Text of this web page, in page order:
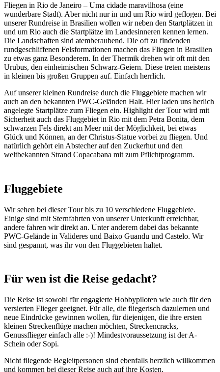
Fliegen in Rio de Janeiro – Uma cidade maravilhosa (eine
wunderbare Stadt). Aber nicht nur in und um Rio wird geflogen. Bei
unserer Rundreise in Brasilien wollen wir neben den Startplätzen in
und um Rio auch die Startplätze im Landesinneren kennen lernen.
Die Landschaften sind atemberaubend. Die oft zu findenden
rundgeschliffenen Felsformationen machen das Fliegen in Brasilien
zu etwas ganz Besonderem. In der Thermik drehen wir oft mit den
Urubus, den einheimischen Schwarz-Geiern. Diese treten meistens
in kleinen bis großen Gruppen auf. Einfach herrlich.
Auf unserer kleinen Rundreise durch die Fluggebiete machen wir
auch an den bekannten PWC-Geländen Halt. Hier laden uns herlich
angelegte Startplätze zum Fliegen ein. Highlight der Tour wird mit
Sicherheit auch das Fluggebiet in Rio mit dem Petra Bonita, dem
schwarzen Fels direkt am Meer mit der Möglichkeit, bei etwas
Glück und Können, an der Christus-Statue vorbei zu fliegen. Und
natürlich gehört ein Abstecher auf den Zuckerhut und den
weltbekannten Strand Copacabana mit zum Pflichtprogramm.
Fluggebiete
Wir sehen bei dieser Tour bis zu 10 verschiedene Fluggebiete.
Einige sind mit Sternfahrten von unserer Unterkunft erreichbar,
andere fahren wir direkt an. Unter anderem dabei das bekannte
PWC-Gelände in Valideres und Baixo Guandu und Castelo. Wir
sind gespannt, was ihr von den Fluggebieten haltet.
Für wen ist die Reise gedacht?
Die Reise ist sowohl für engagierte Hobbypiloten wie auch für den
versierten Flieger geeignet. Für alle, die fliegerisch dazulernen und
neue Eindrücke gewinnen wollen, für diejenigen, die ihre ersten
kleinen Streckenflüge machen möchten, Streckencracks,
Genussflieger einfach alle :-)! Mindestvoraussetzung ist der A-
Schein oder Sopi.
Nicht fliegende Begleitpersonen sind ebenfalls herzlich willkommen
und kommen bei dieser Reise auch auf ihre Kosten.